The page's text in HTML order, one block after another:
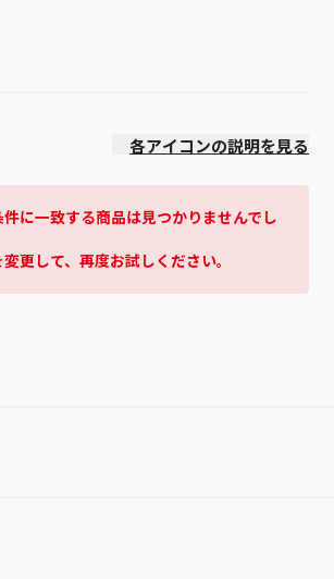
各アイコンの説明を見る
件に一致する商品は見つかりませんでし
更して、再度お試しください。